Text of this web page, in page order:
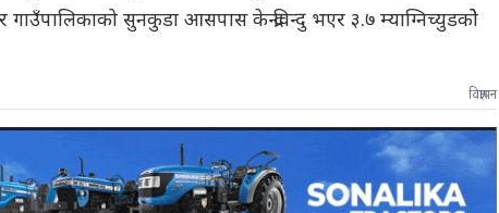
सुनकुडा आसपास केन्द्रविन्दु भएर ३.७ म्याग्निच्युडकोे
विज्ञापन